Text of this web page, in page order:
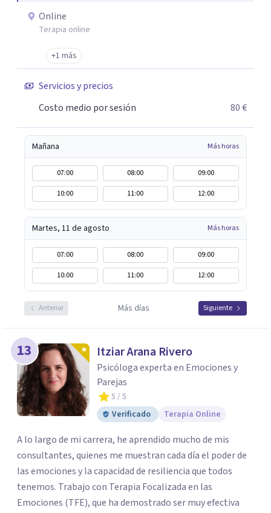
Online
Terapia online
+1 más
Servicios y precios
Costo medio por sesión
80 €
Mañana Más horas
07:00 08:00
09:00
10:00
11:00 12:00
Martes, 11 de agosto Más horas
07:00 08:00
09:00
10:00
11:00 12:00
Anterior Más días Siguiente
13 Itziar Arana Rivero
Psicóloga experta en Emociones y
Parejas
5 / 5
Verificado
Terapia Online
A lo largo de mi carrera, he aprendido mucho de mis
consultantes, quienes me muestran cada día el poder de
las emociones y la capacidad de resiliencia que todos
tenemos. Trabajo con Terapia Focalizada en las
Emociones (TFE), que ha demostrado ser muy efectiva